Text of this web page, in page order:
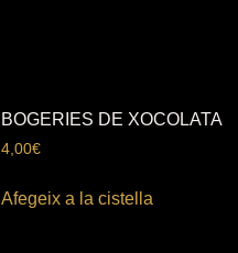
BOGERIES DE XOCOLATA
4,00€
Afegeix a la cistella